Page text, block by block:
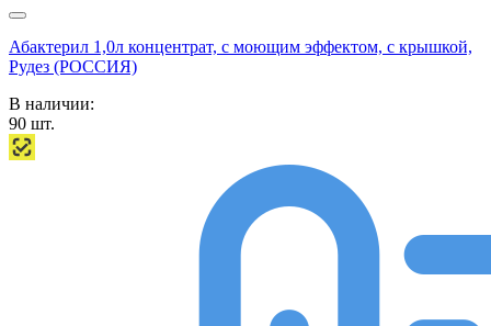
Абактерил 1,0л концентрат, с моющим эффектом, с крышкой,
Рудез (РОССИЯ)
В наличии:
90 шт.